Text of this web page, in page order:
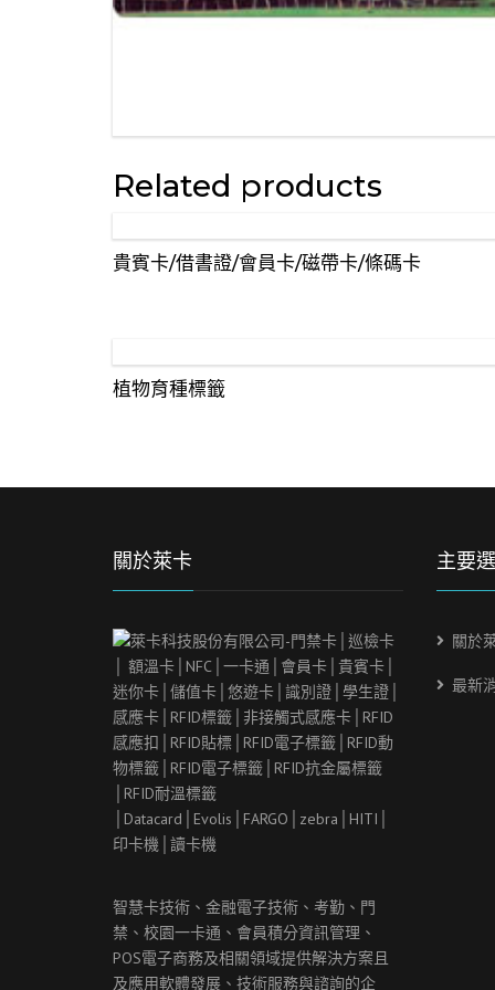
Related products
貴賓卡/借書證/會員卡/磁帶卡/條碼卡
植物育種標籤
關於萊卡
智慧卡技術、金融電子技術、考勤、門
禁、校園一卡通、會員積分資訊管理、
POS電子商務及相關領域提供解決方案且
及應用軟體發展、技術服務與諮詢的企
主要
關於
最新